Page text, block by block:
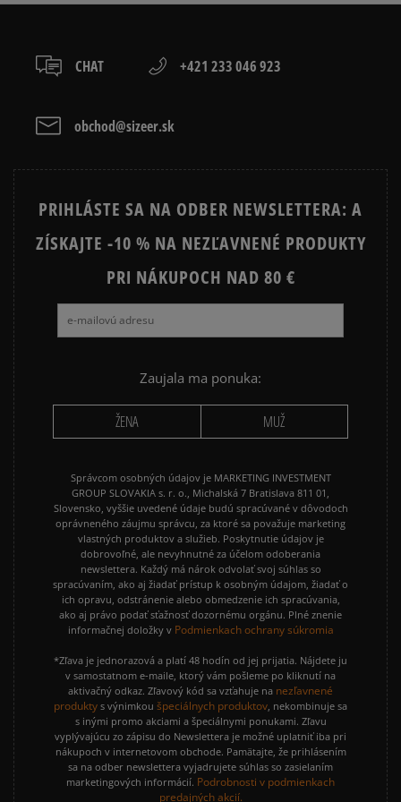
kartou,
CHAT +421 233 046 923
obchod@sizeer.sk
PRIHLÁSTE SA NA ODBER NEWSLETTERA: A
ZÍSKAJTE -10 % NA NEZĽAVNENÉ PRODUKTY
PRI NÁKUPOCH NAD 80 €
Zaujala ma ponuka:
ŽENA MUŽ
Správcom osobných údajov je MARKETING INVESTMENT
GROUP SLOVAKIA s. r. o., Michalská 7 Bratislava 811 01,
Slovensko, vyššie uvedené údaje budú spracúvané v dôvodoch
oprávneného záujmu správcu, za ktoré sa považuje marketing
vlastných produktov a služieb. Poskytnutie údajov je
dobrovoľné, ale nevyhnutné za účelom odoberania
newslettera. Každý má nárok odvolať svoj súhlas so
spracúvaním, ako aj žiadať prístup k osobným údajom, žiadať o
ich opravu, odstránenie alebo obmedzenie ich spracúvania,
ako aj právo podať sťažnosť dozornému orgánu. Plné znenie
informačnej doložky v Podmienkach ochrany súkromia
*Zľava je jednorazová a platí 48 hodín od jej prijatia. Nájdete ju
v samostatnom e-maile, ktorý vám pošleme po kliknutí na
aktivačný odkaz. Zľavový kód sa vzťahuje na nezľavnené
produkty s výnimkou špeciálnych produktov, nekombinuje sa
s inými promo akciami a špeciálnymi ponukami. Zľavu
vyplývajúcu zo zápisu do Newslettera je možné uplatniť iba pri
nákupoch v internetovom obchode. Pamätajte, že prihlásením
sa na odber newslettera vyjadrujete súhlas so zasielaním
marketingových informácií. Podrobnosti v podmienkach
predajných akcií.